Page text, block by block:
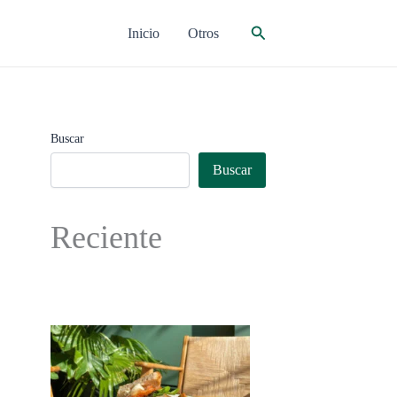
Inicio Otros Buscar
Buscar
Buscar
Reciente